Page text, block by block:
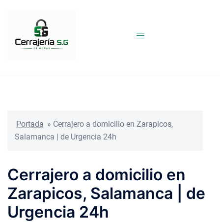
Portada » Cerrajero a domicilio en Zarapicos,
Salamanca | de Urgencia 24h
Cerrajero a domicilio en
Zarapicos, Salamanca | de
Urgencia 24h